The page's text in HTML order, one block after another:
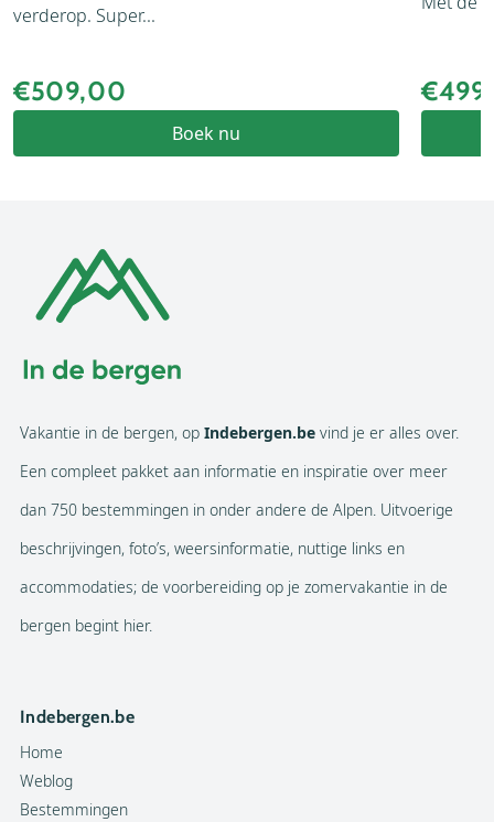
verderop. Super...
€509,00
Boek nu
Vakantie in de bergen, op Indebergen.be vind je er alles over.
Een compleet pakket aan informatie en inspiratie over meer
dan 750 bestemmingen in onder andere de Alpen. Uitvoerige
beschrijvingen, foto’s, weersinformatie, nuttige links en
accommodaties; de voorbereiding op je zomervakantie in de
bergen begint hier.
Indebergen.be
Home
Weblog
Bestemmingen